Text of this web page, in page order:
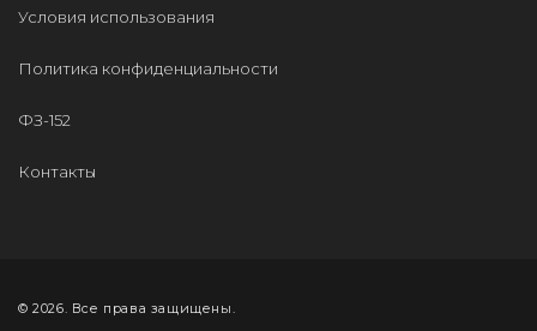
Условия использования
Политика конфиденциальности
ФЗ-152
Контакты
© 2026. Все права защищены.